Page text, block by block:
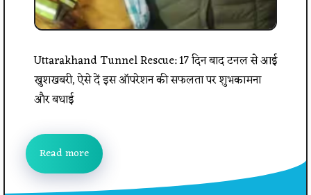
Uttarakhand Tunnel Rescue: 17 दिन बाद टनल से आई
खुशखबरी, ऐसे दें इस ऑपरेशन की सफलता पर शुभकामना
और बधाई
Read more